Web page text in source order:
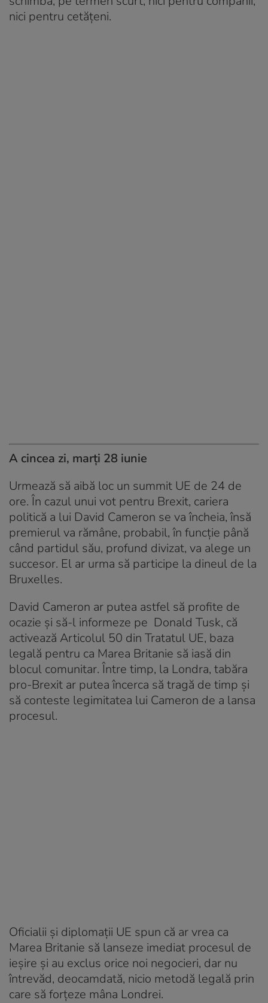
nici pentru cetăţeni.
A cincea zi, marți 28 iunie
Urmează să aibă loc un summit UE de 24 de
ore. În cazul unui vot pentru Brexit, cariera
politică a lui David Cameron se va încheia, însă
premierul va rămâne, probabil, în funcţie până
când partidul său, profund divizat, va alege un
succesor. El ar urma să participe la dineul de la
Bruxelles.
David Cameron ar putea astfel să profite de
ocazie și să-l informeze pe Donald Tusk, că
activează Articolul 50 din Tratatul UE, baza
legală pentru ca Marea Britanie să iasă din
blocul comunitar. Între timp, la Londra, tabăra
pro-Brexit ar putea încerca să tragă de timp şi
să conteste legimitatea lui Cameron de a lansa
procesul.
Oficialii şi diplomaţii UE spun că ar vrea ca
Marea Britanie să lanseze imediat procesul de
ieşire şi au exclus orice noi negocieri, dar nu
întrevăd, deocamdată, nicio metodă legală prin
care să forţeze mâna Londrei.